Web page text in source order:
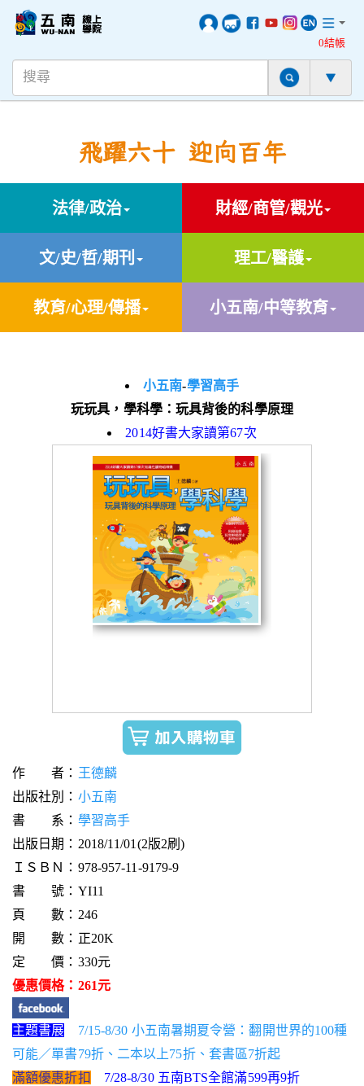
0結帳
飛躍六十 迎向百年
法律/政治 財經/商管/觀光
文/史/哲/期刊 理工/醫護
教育/心理/傳播 小五南/中等教育
小五南-學習高手
玩玩具，學科學：玩具背後的科學原理
2014好書大家讀第67次
作 者： 王德麟
出版社別： 小五南
書 系： 學習高手
出版日期：2018/11/01(2版2刷)
ＩＳＢＮ：978-957-11-9179-9
書 號：YI11
頁 數：246
開 數：正20K
定 價：330元
優惠價格：261元
主題書展
7/15-8/30 小五南暑期夏令營：翻開世界的100種
可能／單書79折、二本以上75折、套書區7折起
滿額優惠折扣
7/28-8/30 五南BTS全館滿599再9折